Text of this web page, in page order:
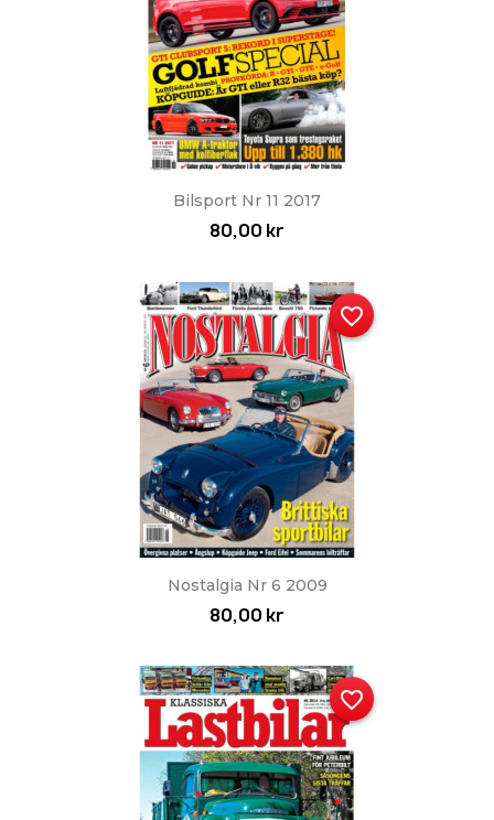
Bilsport Nr 11 2017
80,00 kr
Nostalgia Nr 6 2009
80,00 kr
favorite_border
favorite_border